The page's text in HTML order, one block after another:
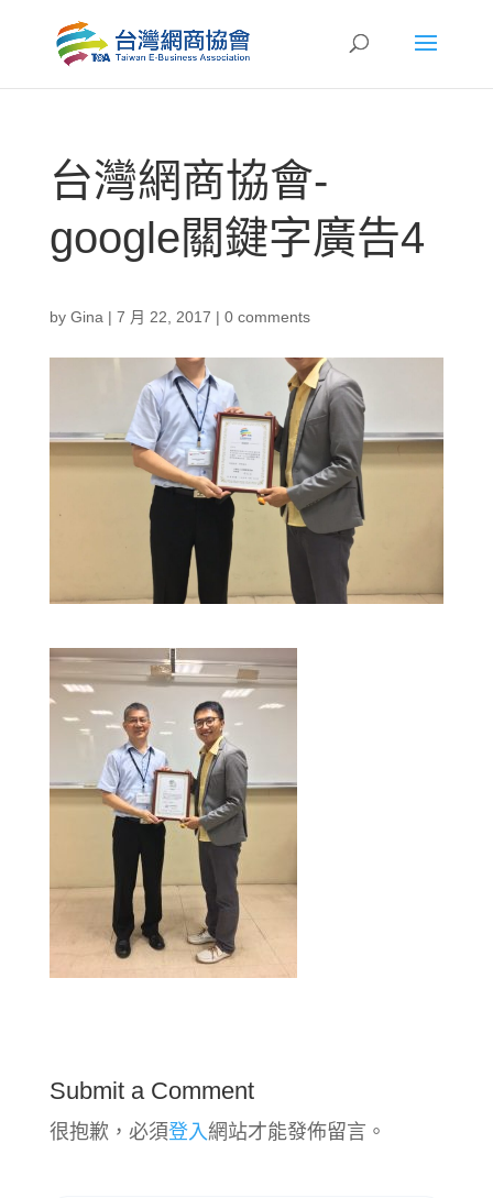
台灣網商協會-
google關鍵字廣告4
by Gina | 7 月 22, 2017 | 0 comments
Submit a Comment
很抱歉，必須登入 網站才能發佈留言。